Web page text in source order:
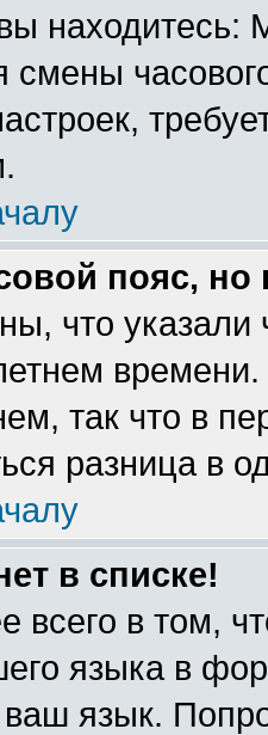
смены
пояс,
что указали
так что в
разница в
в списке!
всего в том,
языка в
язык.